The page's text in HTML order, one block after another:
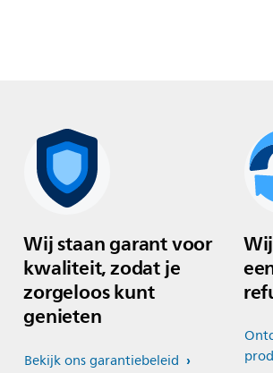
Wij staan garant voor
kwaliteit, zodat je
zorgeloos kunt
genieten
Bekijk ons garantiebeleid